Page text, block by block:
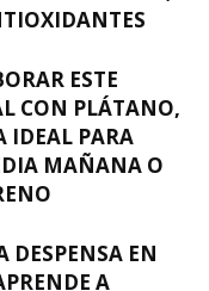
ESTE
CON PLÁTANO,
IDEAL PARA
MAÑANA O
DESPENSA EN
A